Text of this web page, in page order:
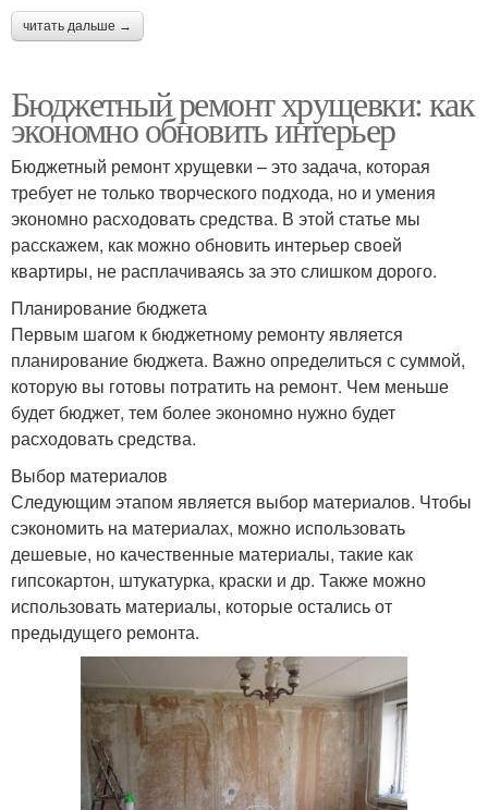
читать дальше →
Бюджетный ремонт хрущевки: как
экономно обновить интерьер
Бюджетный ремонт хрущевки – это задача, которая
требует не только творческого подхода, но и умения
экономно расходовать средства. В этой статье мы
расскажем, как можно обновить интерьер своей
квартиры, не расплачиваясь за это слишком дорого.
Планирование бюджета
Первым шагом к бюджетному ремонту является
планирование бюджета. Важно определиться с суммой,
которую вы готовы потратить на ремонт. Чем меньше
будет бюджет, тем более экономно нужно будет
расходовать средства.
Выбор материалов
Следующим этапом является выбор материалов. Чтобы
сэкономить на материалах, можно использовать
дешевые, но качественные материалы, такие как
гипсокартон, штукатурка, краски и др. Также можно
использовать материалы, которые остались от
предыдущего ремонта.